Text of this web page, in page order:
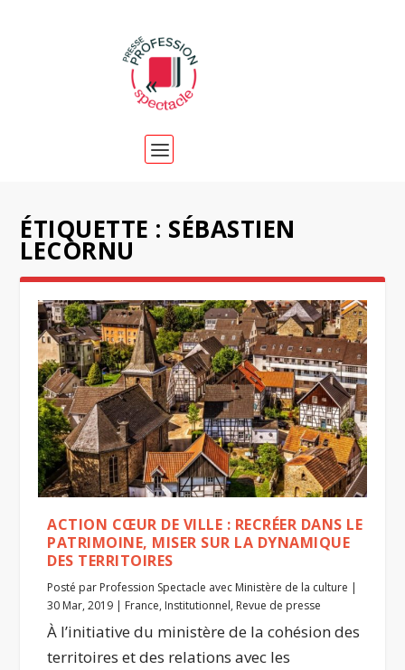
ÉTIQUETTE : SÉBASTIEN
LECORNU
ACTION CŒUR DE VILLE : RECRÉER DANS LE
PATRIMOINE, MISER SUR LA DYNAMIQUE
DES TERRITOIRES
Posté par Profession Spectacle avec Ministère de la culture |
30 Mar, 2019 | France, Institutionnel, Revue de presse
À l’initiative du ministère de la cohésion des
territoires et des relations avec les